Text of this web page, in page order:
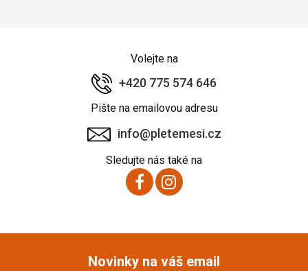
Volejte na
+420 775 574 646
Pište na emailovou adresu
info@pletemesi.cz
Sledujte nás také na
Novinky na váš email